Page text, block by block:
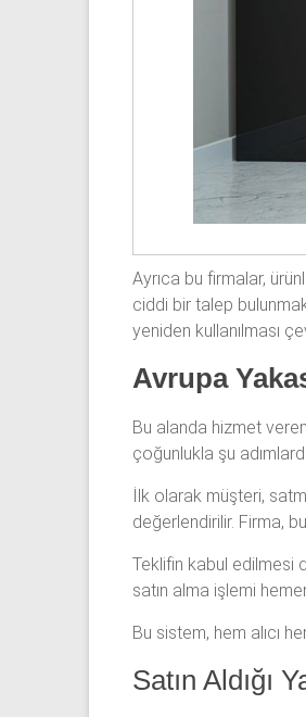
Ayrıca bu firmalar,
ciddi bir talep
yeniden kullanılması
Avrupa
Bu alanda hizmet veren
çoğunlukla şu
İlk olarak müşteri,
değerlendirilir. Firma,
Teklifin kabul edilmesi
satın alma işlemi
Bu sistem, hem alıcı
Satın Aldığı